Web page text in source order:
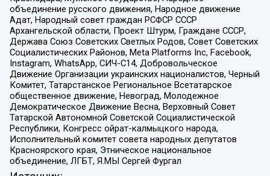
объединение русского движения, Народное движение
Адат, Народный совет граждан РСФСР СССР
Архангельской области, Проект Штурм, Граждане СССР,
Держава Союз Советских Светлых Родов, Совет Советских
Социалистических Районов, Meta Platforms Inc, Facebook,
Instagram, WhatsApp, СИЧ-С14, Добровольческое
Движение Организации украинских националистов, Черный
Комитет, Татарстанское Региональное Всетатарское
общественное движение, Невоград, Молодежное
Демократическое Движение Весна, Верховный Совет
Татарской Автономной Советской Социалистической
Республики, Конгресс ойрат-калмыцкого народа,
Исполнительный комитет совета народных депутатов
Красноярского края, Этническое национальное
объединение, ЛГБТ, Я.МЫ Сергей Фургал